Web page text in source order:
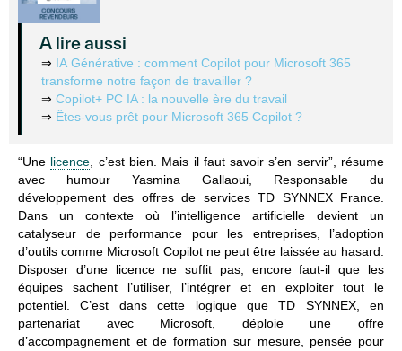
“Une licence , c’est bien. Mais il faut savoir s’en servir”, résume
avec humour Yasmina Gallaoui, Responsable du
développement des offres de services TD SYNNEX France.
Dans un contexte où l’intelligence artificielle devient un
catalyseur de performance pour les entreprises, l’adoption
d’outils comme Microsoft Copilot ne peut être laissée au hasard.
Disposer d’une licence ne suffit pas, encore faut-il que les
équipes sachent l’utiliser, l’intégrer et en exploiter tout le
potentiel. C’est dans cette logique que TD SYNNEX, en
partenariat avec Microsoft, déploie une offre
d’accompagnement et de formation sur mesure, pensée pour
A lire aussi
⇒ IA Générative : comment Copilot pour Microsoft 365
transforme notre façon de travailler ?
⇒ Copilot+ PC IA : la nouvelle ère du travail
⇒ Êtes-vous prêt pour Microsoft 365 Copilot ?